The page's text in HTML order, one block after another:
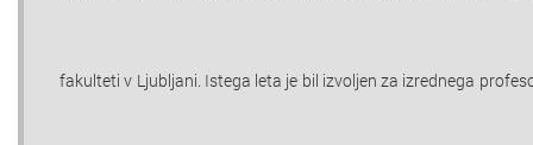
fakulteti v Ljubljani. Istega leta je bil izvoljen za izrednega